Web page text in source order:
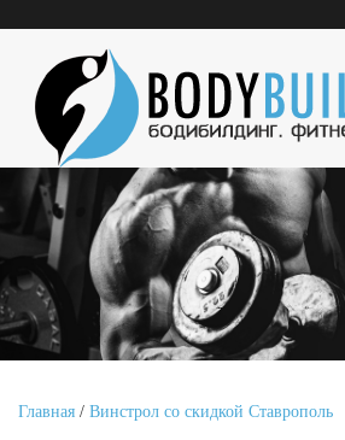
Главная / Винстрол со скидкой Ставрополь